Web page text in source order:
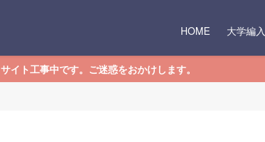
HOME 大学編入
サイト工事中です。ご迷惑をおかけします。